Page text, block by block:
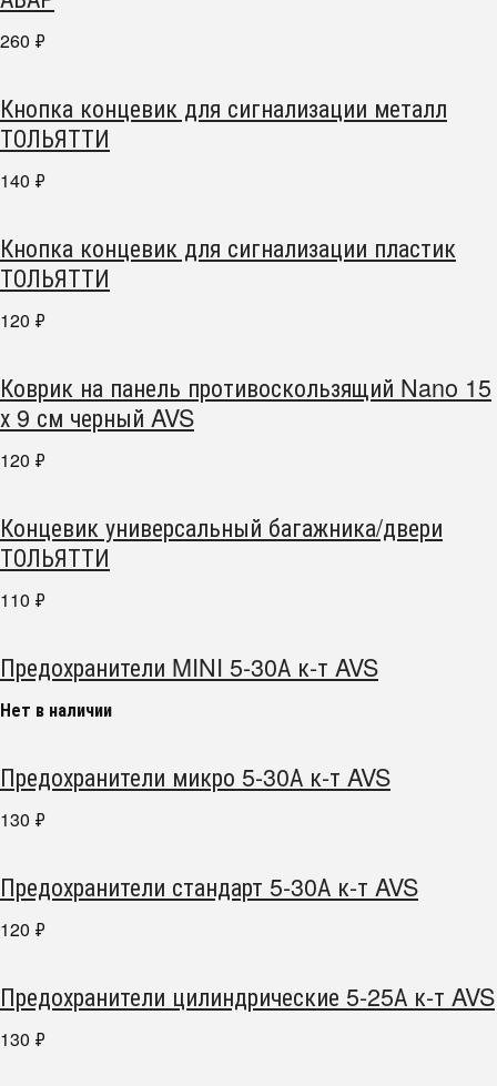
260 ₽
Кнопка концевик для сигнализации металл
ТОЛЬЯТТИ
140 ₽
Кнопка концевик для сигнализации пластик
ТОЛЬЯТТИ
120 ₽
Коврик на панель противоскользящий Nano 15
х 9 см черный AVS
120 ₽
Концевик универсальный багажника/двери
ТОЛЬЯТТИ
110 ₽
Предохранители MINI 5-30А к-т AVS
Нет в наличии
Предохранители микро 5-30А к-т AVS
130 ₽
Предохранители стандарт 5-30А к-т AVS
120 ₽
Предохранители цилиндрические 5-25А к-т AVS
130 ₽